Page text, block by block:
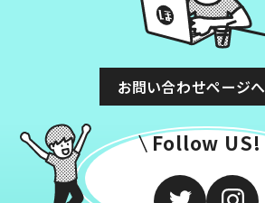
お問い合わせページへ
Follow US!